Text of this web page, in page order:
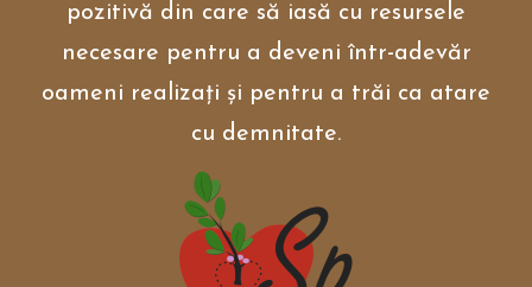
pozitivă din care să iasă cu resursele
necesare pentru a deveni într-adevăr
oameni realizați și pentru a trăi ca atare
cu demnitate.